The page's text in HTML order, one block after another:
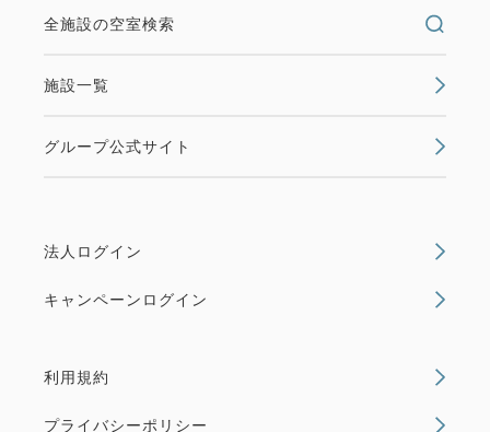
全施設の空室検索
施設一覧
グループ公式サイト
法人ログイン
キャンペーンログイン
利用規約
プライバシーポリシー